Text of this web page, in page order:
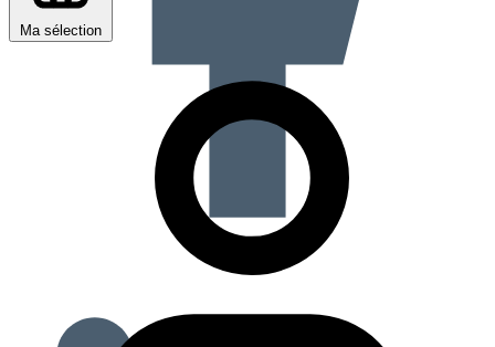
Ma sélection